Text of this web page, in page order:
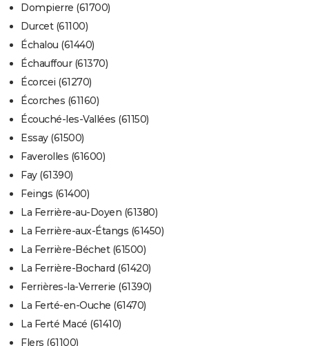
Dompierre (61700)
Durcet (61100)
Échalou (61440)
Échauffour (61370)
Écorcei (61270)
Écorches (61160)
Écouché-les-Vallées (61150)
Essay (61500)
Faverolles (61600)
Fay (61390)
Feings (61400)
La Ferrière-au-Doyen (61380)
La Ferrière-aux-Étangs (61450)
La Ferrière-Béchet (61500)
La Ferrière-Bochard (61420)
Ferrières-la-Verrerie (61390)
La Ferté-en-Ouche (61470)
La Ferté Macé (61410)
Flers (61100)